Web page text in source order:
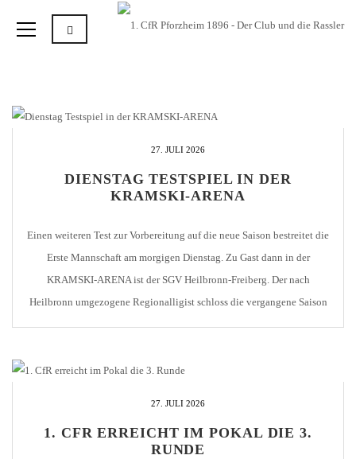
27. JULI 2026
DIENSTAG TESTSPIEL IN DER
KRAMSKI-ARENA
Einen weiteren Test zur Vorbereitung auf die neue Saison bestreitet die
Erste Mannschaft am morgigen Dienstag. Zu Gast dann in der
KRAMSKI-ARENA ist der SGV Heilbronn-Freiberg. Der nach
Heilbronn umgezogene Regionalligist schloss die vergangene Saison
als Vizemeister der Regionalliga Südwest sehr erfolgreich ab und wird
27. JULI 2026
1. CFR ERREICHT IM POKAL DIE 3.
RUNDE